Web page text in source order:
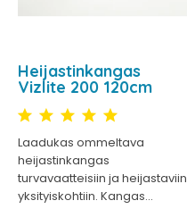
Heijastinkangas
Vizlite 200 120cm
Laadukas ommeltava
heijastinkangas
turvavaatteisiin ja heijastaviin
yksityiskohtiin. Kangas...